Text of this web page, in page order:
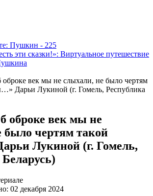
Пушкин - 225
эти сказки!»: Виртуальное путешествие
век мы не слыхали, не было чертям
Дарьи Лукиной (г. Гомель, Республика
оброке век мы не
было чертям такой
Лукиной (г. Гомель,
02 декабря 2024